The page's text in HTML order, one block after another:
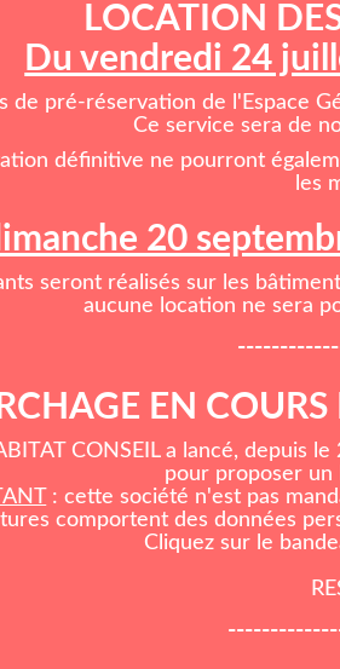
LOCATION
Du vendredi 24
de pré-réservation de l'Espace
Ce service sera de
définitive ne pourront
les
20
seront réalisés sur les
aucune location ne sera
EN
CONSEIL a lancé, depuis
pour proposer un
: cette société n'est pas
comportent des données
Cliquez sur le